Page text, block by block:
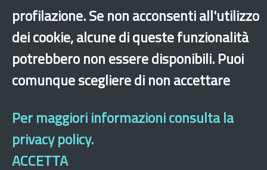
›×
profilazione. Se non acconsenti all'utilizzo
dei cookie, alcune di queste funzionalità
potrebbero non essere disponibili. Puoi
comunque scegliere di non accettare
Per maggiori informazioni consulta la
privacy policy.
ACCETTA
Dichiarazione di accessibilità